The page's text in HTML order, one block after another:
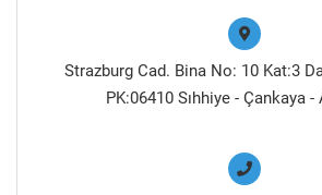
Strazburg Cad. Bina No: 10 Kat:3
PK:06410 Sıhhiye - Çankaya -